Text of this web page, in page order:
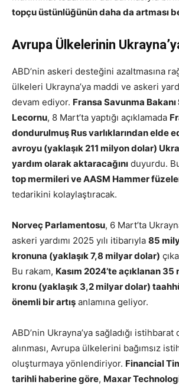
topçu üstünlüğünün daha da artması
Avrupa Ülkelerinin
ABD’nin askeri desteğini azaltmasına
ülkeleri Ukrayna’ya maddi ve askeri
devam ediyor. Fransa Savunma
Lecornu, 8 Mart’ta yaptığı açıklamada
dondurulmuş Rus varlıklarından elde
avroyu (yaklaşık 211 milyon dolar)
yardım olarak aktaracağını duyurdu.
top mermileri ve AASM Hammer
tedarikini kolaylaştıracak.
Norveç Parlamentosu, 6 Mart’ta
askeri yardımı 2025 yılı itibarıyla 85
kronuna (yaklaşık 7,8 milyar dolar)
Bu rakam, Kasım 2024’te açıklanan
kronu (yaklaşık 3,2 milyar dolar)
önemli bir artış anlamına geliyor.
ABD’nin Ukrayna’ya sağladığı
alınması, Avrupa ülkelerini bağımsız
oluşturmaya yönlendiriyor. Financial
tarihli haberine göre, Maxar